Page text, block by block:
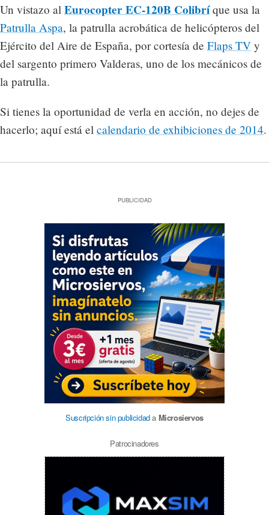
Un vistazo al Eurocopter EC-120B Colibríque usa la
Patrulla Aspa, la patrulla acrobática de helicópteros del
Ejército del Aire de España, por cortesía de Flaps TV y
del sargento primero Valderas, uno de los mecánicos de
la patrulla.
Si tienes la oportunidad de verla en acción, no dejes de
hacerlo; aquí está el calendario de exhibiciones de 2014.
PUBLICIDAD
Suscripción sin publicidada Microsiervos
Patrocinadores